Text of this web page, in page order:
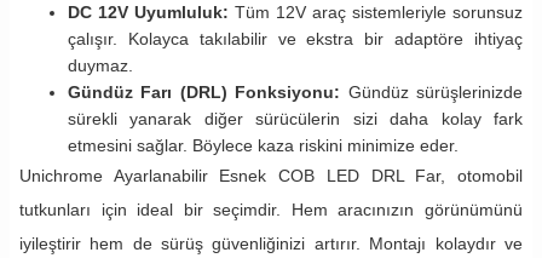
DC 12V Uyumluluk: Tüm 12V araç sistemleriyle sorunsuz
çalışır. Kolayca takılabilir ve ekstra bir adaptöre ihtiyaç
duymaz.
Gündüz Farı (DRL) Fonksiyonu: Gündüz sürüşlerinizde
sürekli yanarak diğer sürücülerin sizi daha kolay fark
etmesini sağlar. Böylece kaza riskini minimize eder.
Unichrome Ayarlanabilir Esnek COB LED DRL Far, otomobil
tutkunları için ideal bir seçimdir. Hem aracınızın görünümünü
iyileştirir hem de sürüş güvenliğinizi artırır. Montajı kolaydır ve